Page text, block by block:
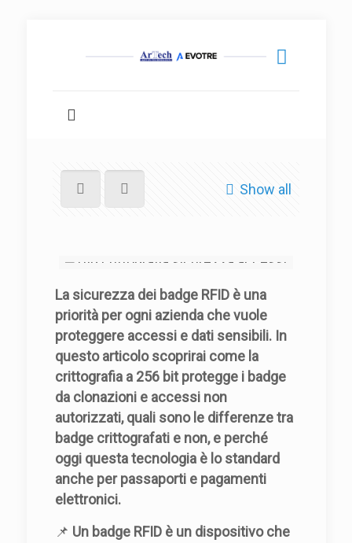
Show all
La sicurezza dei badge RFID è una
priorità per ogni azienda che vuole
proteggere accessi e dati sensibili. In
questo articolo scoprirai come la
crittografia a 256 bit protegge i badge
da clonazioni e accessi non
autorizzati, quali sono le differenze tra
badge crittografati e non, e perché
oggi questa tecnologia è lo standard
anche per passaporti e pagamenti
elettronici.
📌 Un badge RFID è un dispositivo che